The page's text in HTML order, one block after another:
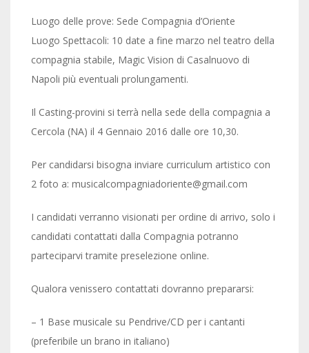
Luogo delle prove: Sede Compagnia d’Oriente
Luogo Spettacoli: 10 date a fine marzo nel teatro della
compagnia stabile, Magic Vision di Casalnuovo di
Napoli più eventuali prolungamenti.
Il Casting-provini si terrà nella sede della compagnia a
Cercola (NA) il 4 Gennaio 2016 dalle ore 10,30.
Per candidarsi bisogna inviare curriculum artistico con
2 foto a: musicalcompagniadoriente@gmail.com
I candidati verranno visionati per ordine di arrivo, solo i
candidati contattati dalla Compagnia potranno
parteciparvi tramite preselezione online.
Qualora venissero contattati dovranno prepararsi:
– 1 Base musicale su Pendrive/CD per i cantanti
(preferibile un brano in italiano)